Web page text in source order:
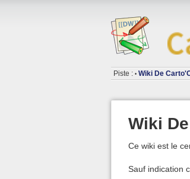
Piste : • Wiki De
Wiki
Ce wiki est le
Sauf indication